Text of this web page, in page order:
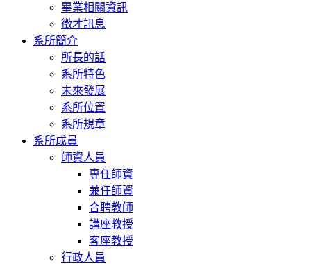
畢業相關資訊
徵才訊息
系所簡介
所長的話
系所特色
未來發展
系所位置
系所規章
系所成員
師資人員
專任師資
兼任師資
合聘教師
講座教授
客座教授
行政人員